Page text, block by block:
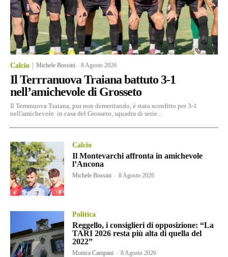
Calcio Michele Bossini -8 Agosto 2026
Il Terrranuova Traiana battuto 3-1
nell’amichevole di Grosseto
Il Terranuova Traiana, pur non demeritando, è stata sconfitto per 3-1
nell'amichevole in casa del Grosseto, squadra di serie...
Calcio
Il Montevarchi affronta in amichevole
l’Ancona
Michele Bossini - 8 Agosto 2026
Politica
Reggello, i consiglieri di opposizione: “La
TARI 2026 resta più alta di quella del
2022”
Monica Campani - 8 Agosto 2026